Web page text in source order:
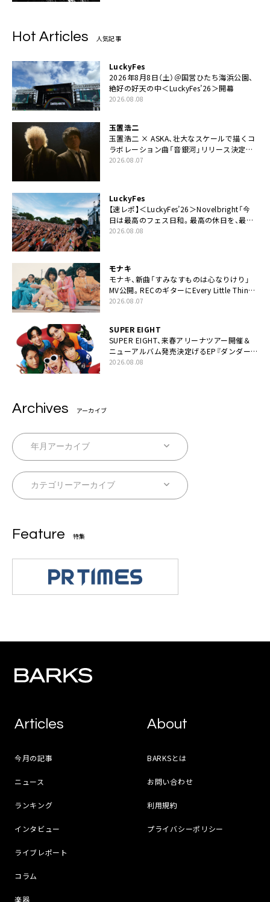
Hot Articles 人気記事
LuckyFes
2026年8月8日（土）＠国営ひたち海浜公園、
絶好の好天の中＜LuckyFes’26＞開幕
2026.08.08
玉置浩二
玉置浩二 × ASKA、壮大なスケールで描くコ
ラボレーション曲「音銀河」リリース決定。
カップリングには新曲「命の宿り」収録も
2026.08.07
LuckyFes
【速レポ】＜LuckyFes’26＞Novelbright「今
日は最高のフェス日和。最高の休日を、最高
の夏休みを作っていきたい」
2026.08.08
モナキ
モナキ、新曲「すみなすものは心なりけり」
MV公開。RECのギターにEvery Little Thing・
伊藤一朗参加も
2026.08.07
SUPER EIGHT
SUPER EIGHT、来春アリーナツアー開催＆
ニューアルバム発売決定げるEP『ダンダー
ラ』本日リリース
2026.08.08
Archives アーカイブ
Feature 特集
Articles
今月の記事
ニュース
ランキング
インタビュー
ライブレポート
コラム
楽器
About
BARKSとは
お問い合わせ
利用規約
プライバシーポリシー